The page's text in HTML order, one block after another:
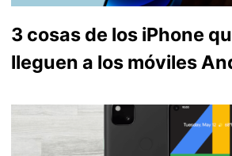
3 cosas de los iPhone
lleguen a los móviles